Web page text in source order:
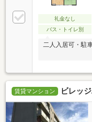
礼金なし
バス・トイレ別
二人入居可・駐
賃貸マンション ビレッ